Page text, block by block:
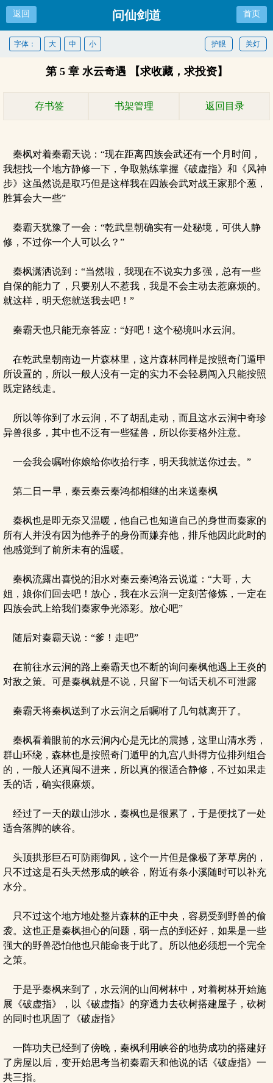
返回 问仙剑道 首页
关灯
护眼
字体： 大 中 小
第 5 章 水云奇遇 【求收藏，求投资】
存书签 书架管理 返回目录
秦枫对着秦霸天说：“现在距离四族会武还有一个月时间，
我想找一个地方静修一下，争取熟练掌握《破虚指》和《风神
步》这虽然说是取巧但是这样我在四族会武对战王家那个葱，
胜算会大一些”
秦霸天犹豫了一会：“乾武皇朝确实有一处秘境，可供人静
修，不过你一个人可以么？”
秦枫潇洒说到：“当然啦，我现在不说实力多强，总有一些
自保的能力了，只要别人不惹我，我是不会主动去惹麻烦的。
就这样，明天您就送我去吧！”
秦霸天也只能无奈答应：“好吧！这个秘境叫水云涧。
在乾武皇朝南边一片森林里，这片森林同样是按照奇门遁甲
所设置的，所以一般人没有一定的实力不会轻易闯入只能按照
既定路线走。
所以等你到了水云涧，不了胡乱走动，而且这水云涧中奇珍
异兽很多，其中也不泛有一些猛兽，所以你要格外注意。
一会我会嘱咐你娘给你收拾行李，明天我就送你过去。”
第二日一早，秦云秦云秦鸿都相继的出来送秦枫
秦枫也是即无奈又温暖，他自己也知道自己的身世而秦家的
所有人并没有因为他养子的身份而嫌弃他，排斥他因此此时的
他感觉到了前所未有的温暖。
秦枫流露出喜悦的泪水对秦云秦鸿洛云说道：“大哥，大
姐，娘你们回去吧！放心，我在水云涧一定刻苦修炼，一定在
四族会武上给我们秦家争光添彩。放心吧”
随后对秦霸天说：“爹！走吧”
在前往水云涧的路上秦霸天也不断的询问秦枫他遇上王炎的
对敌之策。可是秦枫就是不说，只留下一句话天机不可泄露
秦霸天将秦枫送到了水云涧之后嘱咐了几句就离开了。
秦枫看着眼前的水云涧内心是无比的震撼，这里山清水秀，
群山环绕，森林也是按照奇门遁甲的九宫八卦得方位排列组合
的，一般人还真闯不进来，所以真的很适合静修，不过如果走
丢的话，确实很麻烦。
经过了一天的跋山涉水，秦枫也是很累了，于是便找了一处
适合落脚的峡谷。
头顶拱形巨石可防雨御风，这个一片但是像极了茅草房的，
只不过这是石头天然形成的峡谷，附近有条小溪随时可以补充
水分。
只不过这个地方地处整片森林的正中央，容易受到野兽的偷
袭。这也正是秦枫担心的问题，弱一点的到还好，如果是一些
强大的野兽恐怕他也只能命丧于此了。所以他必须想一个完全
之策。
于是乎秦枫来到了，水云涧的山间树林中，对着树林开始施
展《破虚指》，以《破虚指》的穿透力去砍树搭建屋子，砍树
的同时也巩固了《破虚指》
一阵功夫已经到了傍晚，秦枫利用峡谷的地势成功的搭建好
了房屋以后，变开始思考当初秦霸天和他说的话《破虚指》一
共三指。